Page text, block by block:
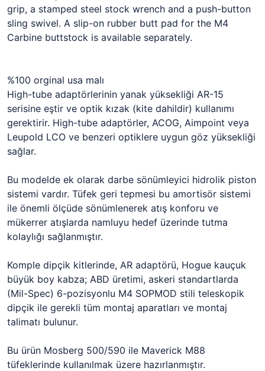
grip, a stamped steel stock wrench and a push-button
sling swivel. A slip-on rubber butt pad for the M4
Carbine buttstock is available separately.
%100 orginal usa malı
High-tube adaptörlerinin yanak yüksekliği AR-15
serisine eştir ve optik kızak (kite dahildir) kullanımı
gerektirir. High-tube adaptörler, ACOG, Aimpoint veya
Leupold LCO ve benzeri optiklere uygun göz yüksekliği
sağlar.
Bu modelde ek olarak darbe sönümleyici hidrolik piston
sistemi vardır. Tüfek geri tepmesi bu amortisör sistemi
ile önemli ölçüde sönümlenerek atış konforu ve
mükerrer atışlarda namluyu hedef üzerinde tutma
kolaylığı sağlanmıştır.
Komple dipçik kitlerinde, AR adaptörü, Hogue kauçuk
büyük boy kabza; ABD üretimi, askeri standartlarda
(Mil-Spec) 6-pozisyonlu M4 SOPMOD stili teleskopik
dipçik ile gerekli tüm montaj aparatları ve montaj
talimatı bulunur.
Bu ürün Mosberg 500/590 ile Maverick M88
tüfeklerinde kullanılmak üzere hazırlanmıştır.